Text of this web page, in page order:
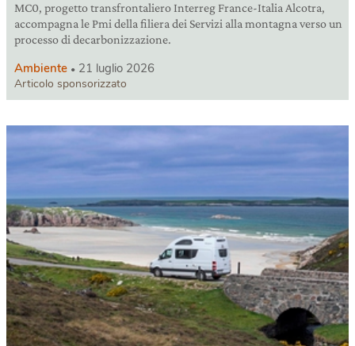
MC0, progetto transfrontaliero Interreg France-Italia Alcotra,
accompagna le Pmi della filiera dei Servizi alla montagna verso un
processo di decarbonizzazione.
Ambiente 21 luglio 2026
Articolo sponsorizzato